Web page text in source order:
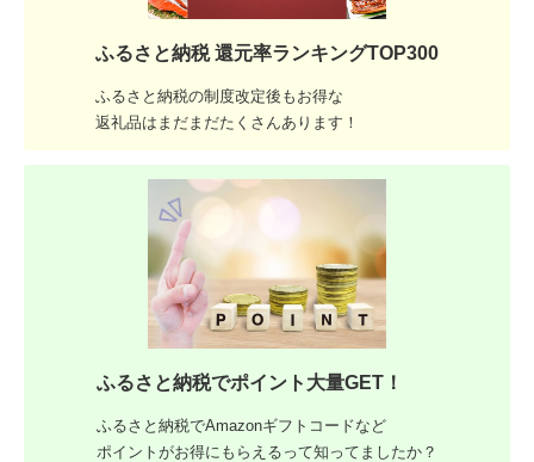
ふるさと納税 還元率ランキングTOP300
ふるさと納税の制度改定後もお得な
返礼品はまだまだたくさんあります！
ふるさと納税でポイント大量GET！
ふるさと納税でAmazonギフトコードなど
ポイントがお得にもらえるって知ってましたか？